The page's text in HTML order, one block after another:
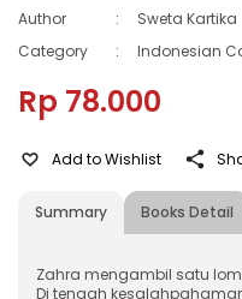
Author :
Sweta Kartika
Category
: Indonesian
Rp 78.000
Summary Books Detail
Add to Wishlist
Zahra mengambil satu
Di tengah